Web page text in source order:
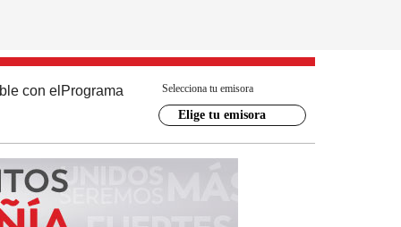
con el Programa Selecciona tu emisora
Elige tu emisora